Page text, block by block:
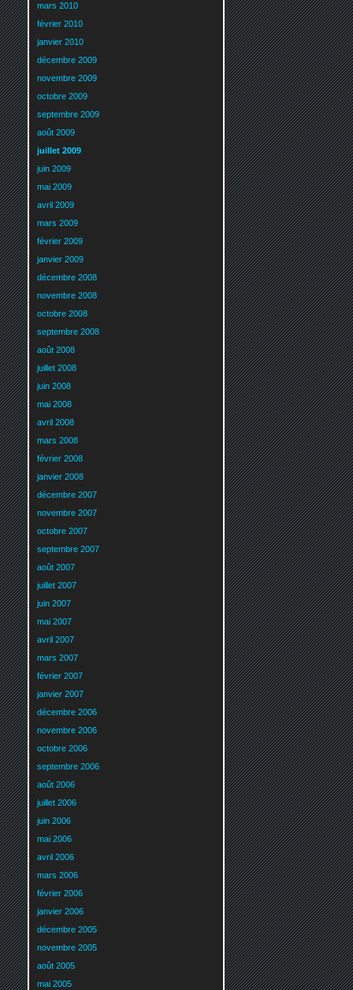
mars 2010
février 2010
janvier 2010
décembre 2009
novembre 2009
octobre 2009
septembre 2009
août 2009
juillet 2009
juin 2009
mai 2009
avril 2009
mars 2009
février 2009
janvier 2009
décembre 2008
novembre 2008
octobre 2008
septembre 2008
août 2008
juillet 2008
juin 2008
mai 2008
avril 2008
mars 2008
février 2008
janvier 2008
décembre 2007
novembre 2007
octobre 2007
septembre 2007
août 2007
juillet 2007
juin 2007
mai 2007
avril 2007
mars 2007
février 2007
janvier 2007
décembre 2006
novembre 2006
octobre 2006
septembre 2006
août 2006
juillet 2006
juin 2006
mai 2006
avril 2006
mars 2006
février 2006
janvier 2006
décembre 2005
novembre 2005
août 2005
mai 2005